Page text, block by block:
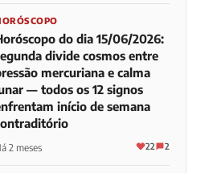
do dia 15/06/2026:
divide cosmos entre
mercuriana e calma
— todos os 12 signos
início de semana
2 meses 22 2